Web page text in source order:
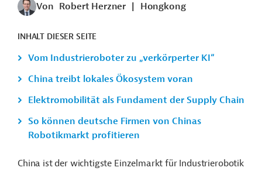
Von Robert Herzner Hongkong
INHALT DIESER SEITE
Vom Industrieroboter zu „verkörperter KI“
China treibt lokales Ökosystem voran
Elektromobilität als Fundament der Supply Chain
So können deutsche Firmen von Chinas
Robotikmarkt profitieren
China ist der wichtigste Einzelmarkt für Industrierobotik